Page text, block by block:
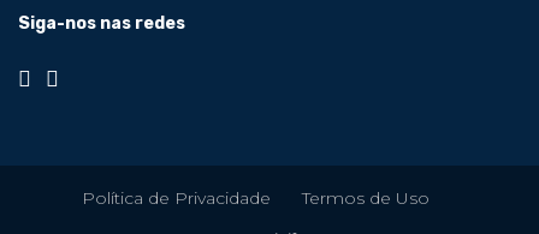
Siga-nos nas redes
Política de Privacidade Termos de Uso